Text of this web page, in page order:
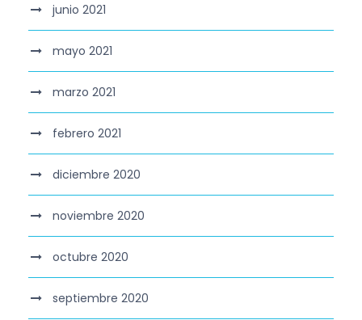
junio 2021
mayo 2021
marzo 2021
febrero 2021
diciembre 2020
noviembre 2020
octubre 2020
septiembre 2020